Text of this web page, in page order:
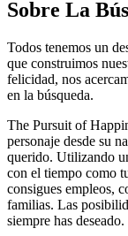
Sobre La
Todos tenemos un
que construimos
felicidad, nos
en la búsqueda.
The Pursuit of
personaje desde su
querido. Utilizando
con el tiempo como
consigues empleos,
familias. Las
siempre has deseado.